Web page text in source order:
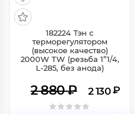
182224 Тэн с
терморегулятором
(высокое качество)
2000W TW (резьба 1”1/4,
L-285, без анода)
2 880₽ 2 130 ₽